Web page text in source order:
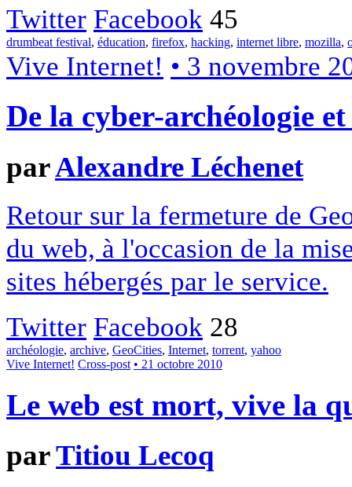
Twitter Facebook 45
drumbeat festival, éducation, firefox, hacking, internet libre, mozilla,
Vive Internet! • 3 novembre
De la cyber-archéologie
parAlexandre Léchenet
Retour sur la fermeture de
du web, à l'occasion de la
sites hébergés par le service.
Twitter Facebook 28
archéologie, archive, GeoCities, Internet, torrent, yahoo
Vive Internet! Cross-post • 21 octobre 2010
Le web est mort, vive la
parTitiou Lecoq